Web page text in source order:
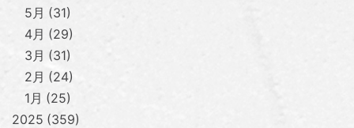
5月
31
4月
29
3月
31
2月
24
1月
25
2025 359